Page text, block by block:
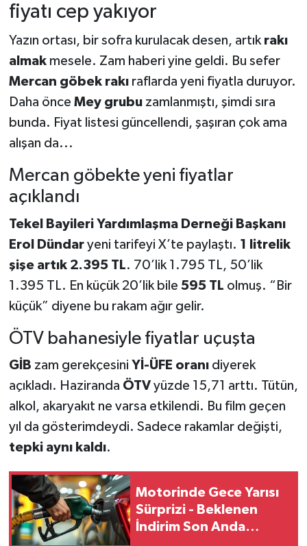
fiyatı cep yakıyor
Yazın ortası, bir sofra kurulacak desen, artık rakı
almakmesele. Zam haberi yine geldi. Bu sefer
Mercan göbek rakıraflarda yeni fiyatla duruyor.
Daha önce Mey grubuzamlanmıştı, şimdi sıra
bunda. Fiyat listesi güncellendi, şaşıran çok ama
alışan da...
Mercan göbekte yeni fiyatlar
açıklandı
Tekel Bayileri Yardımlaşma Derneği Başkanı
Erol Dündaryeni tarifeyi X’te paylaştı. 1 litrelik
şişe artık 2.395 TL. 70’lik 1.795 TL, 50’lik
1.395 TL. En küçük 20’lik bile 595 TL olmuş. “Bir
küçük” diyene bu rakam ağır gelir.
ÖTV bahanesiyle fiyatlar uçuşta
GİB zam gerekçesini Yİ-ÜFE oranıdiyerek
açıkladı. Haziranda ÖTVyüzde 15,71 arttı. Tütün,
alkol, akaryakıt ne varsa etkilendi. Bu film geçen
yıl da gösterimdeydi. Sadece rakamlar değişti,
tepki aynı kaldı.
Motorinde Gece Yarısı
Sürprizi - Beklenen
İndirim Son Anda